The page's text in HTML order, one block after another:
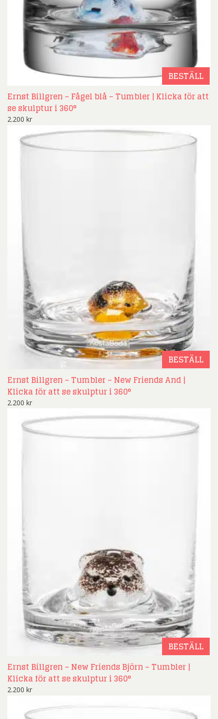
BESTÄLL
Ernst Billgren – Fågel blå – Tumbler | Klicka för att
se skulptur i 360°
2.200 kr
BESTÄLL
Ernst Billgren – Tumbler – New Friends And |
Klicka för att se skulptur i 360°
2.200 kr
BESTÄLL
Ernst Billgren – New Friends Björn – Tumbler |
Klicka för att se skulptur i 360°
2.200 kr